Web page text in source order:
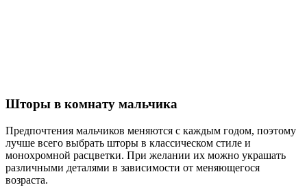
Шторы в комнату мальчика
Предпочтения мальчиков меняются с каждым годом, поэтому
лучше всего выбрать шторы в классическом стиле и
монохромной расцветки. При желании их можно украшать
различными деталями в зависимости от меняющегося
возраста.